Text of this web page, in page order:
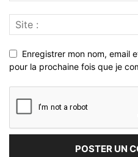
Enregistrer mon nom, email
pour la prochaine fois que je